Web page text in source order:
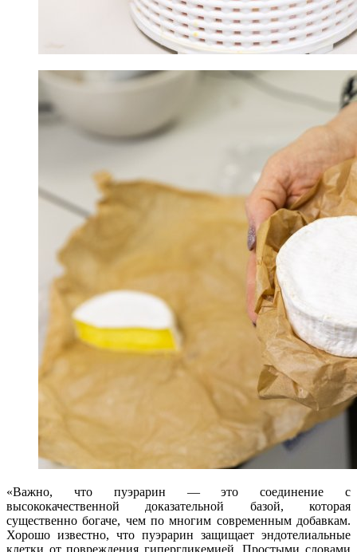
«Важно, что пуэрарин — это соединение с
высококачественной доказательной базой, которая
существенно богаче, чем по многим современным добавкам.
Хорошо известно, что пуэрарин защищает эндотелиальные